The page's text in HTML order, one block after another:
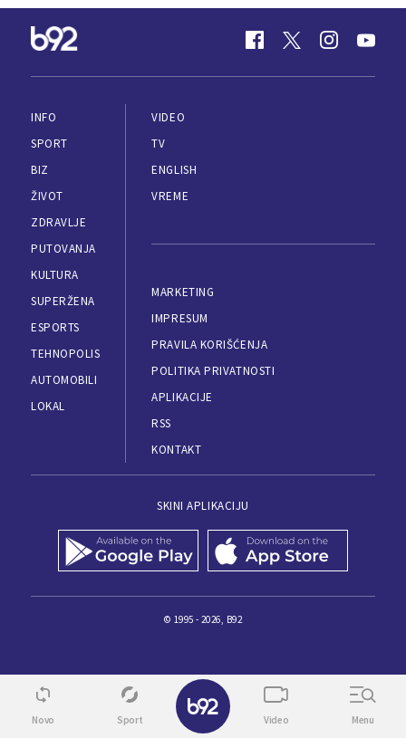
INFO
SPORT
BIZ
ŽIVOT
ZDRAVLJE
PUTOVANJA
KULTURA
SUPERŽENA
ESPORTS
TEHNOPOLIS
AUTOMOBILI
LOKAL
VIDEO
TV
ENGLISH
VREME
MARKETING
IMPRESUM
PRAVILA KORIŠĆENJA
POLITIKA PRIVATNOSTI
APLIKACIJE
RSS
KONTAKT
SKINI APLIKACIJU
© 1995 - 2026, B92
Novo Sport Video Menu
✕